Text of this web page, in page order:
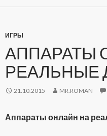
ИГРЫ
АППАРАТЫ
РЕАЛЬНЫЕ
21.10.2015 MR.ROMAN
Аппараты онлайн на